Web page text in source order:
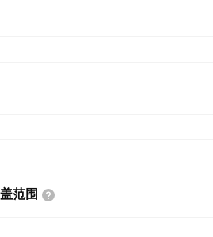
范围